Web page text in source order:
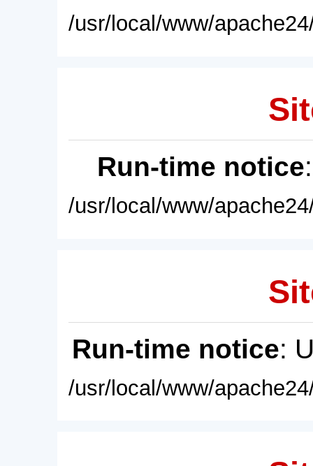
/usr/local/www/
Run-time notice
/usr/local/www/
Run-time notice:
/usr/local/www/